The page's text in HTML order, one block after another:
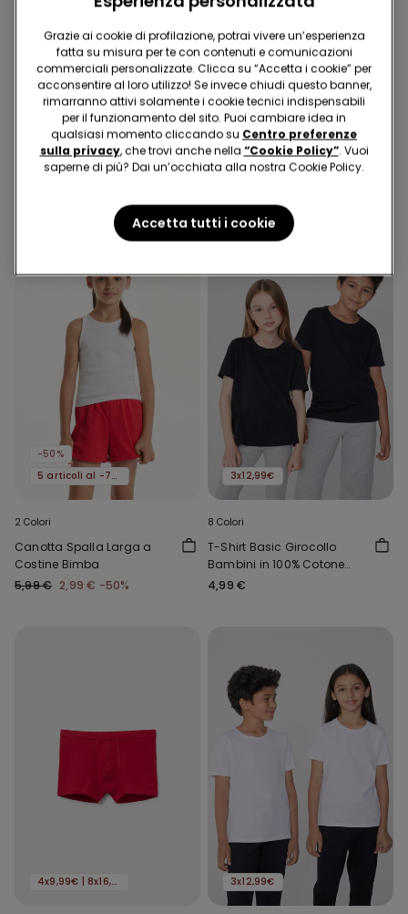
3x12,99€
T-Shirt Basic Girocollo
Bambini in 100% Cotone
Unisex
-50%
5 articoli al -70%
5 Colori
Body Bebè Mezza Manica
in 100% Cotone Tinta Unita
-50%
5 articoli al -70%
2 Colori
Canotta Spalla Larga a
Costine Bimba
5,99 € 2,99 € -50%
3x12,99€
8 Colori
T-Shirt Basic Girocollo
Bambini in 100% Cotone
Unisex
4,99 €
4x9,99€ | 8x16,99€ 3x12,99€
Grazie ai cookie di profilazione, potrai vivere un’esperienza
fatta su misura per te con contenuti e comunicazioni
commerciali personalizzate. Clicca su “Accetta i cookie” per
acconsentire al loro utilizzo! Se invece chiudi questo banner,
rimarranno attivi solamente i cookie tecnici indispensabili
per il funzionamento del sito. Puoi cambiare idea in
qualsiasi momento cliccando su Centro preferenze
sulla privacy, che trovi anche nella “Cookie Policy”. Vuoi
saperne di più? Dai un’occhiata alla nostra Cookie Policy.
Accetta tutti i cookie